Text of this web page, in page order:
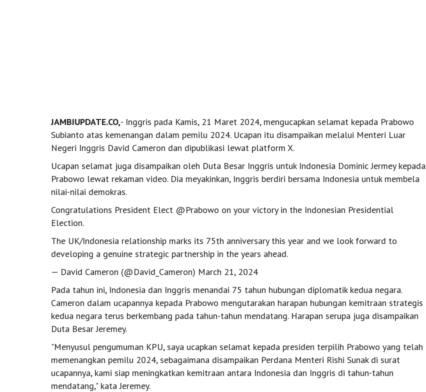
JAMBIUPDATE.CO,- Inggris pada Kamis, 21 Maret 2024, mengucapkan selamat kepada Prabowo
Subianto atas kemenangan dalam pemilu 2024. Ucapan itu disampaikan melalui Menteri Luar
Negeri Inggris David Cameron dan dipublikasi lewat platform X.
Ucapan selamat juga disampaikan oleh Duta Besar Inggris untuk Indonesia Dominic Jermey kepada
Prabowo lewat rekaman video. Dia meyakinkan, Inggris berdiri bersama Indonesia untuk membela
nilai-nilai demokras.
Congratulations President Elect @Prabowo on your victory in the Indonesian Presidential
Election.
The UK/Indonesia relationship marks its 75th anniversary this year and we look forward to
developing a genuine strategic partnership in the years ahead.
— David Cameron (@David_Cameron) March 21, 2024
Pada tahun ini, Indonesia dan Inggris menandai 75 tahun hubungan diplomatik kedua negara.
Cameron dalam ucapannya kepada Prabowo mengutarakan harapan hubungan kemitraan strategis
kedua negara terus berkembang pada tahun-tahun mendatang. Harapan serupa juga disampaikan
Duta Besar Jeremey.
"Menyusul pengumuman KPU, saya ucapkan selamat kepada presiden terpilih Prabowo yang telah
memenangkan pemilu 2024, sebagaimana disampaikan Perdana Menteri Rishi Sunak di surat
ucapannya, kami siap meningkatkan kemitraan antara Indonesia dan Inggris di tahun-tahun
mendatang," kata Jeremey.